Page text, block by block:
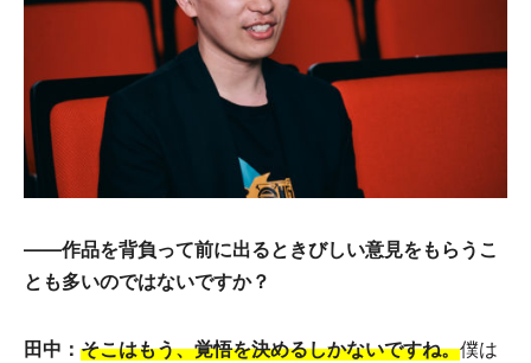
――作品を背負って前に出るときびしい意見をもらうこ
とも多いのではないですか？
田中： そこはもう、覚悟を決めるしかないですね。僕は